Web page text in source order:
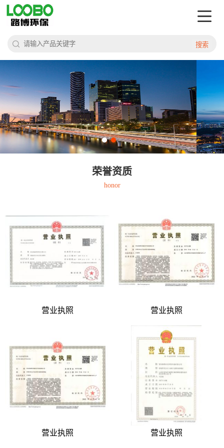
搜索
荣誉资质
honor
营业执照 营业执照
营业执照 营业执照